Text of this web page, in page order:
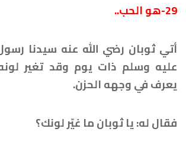
29-هو الحب..
أتي ثوبان رضي الله عنه سيدنا
عليه وسلم ذات يوم وقد تغير
يعرف في وجهه الحزن.
فقال له: يا ثوبان ما غيّر لونك؟